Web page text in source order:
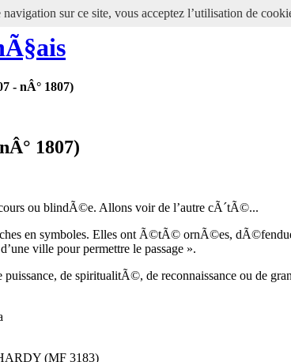
sur ce site, vous acceptez l’utilisation de
- nÂ° 1807)
1807)
ou blindÃ©e. Allons voir de l’autre cÃ´tÃ©...
en symboles. Elles ont Ã©tÃ© ornÃ©es,
ville pour permettre le passage ».
puissance, de spiritualitÃ©, de reconnaissance ou de
(MF 3183)